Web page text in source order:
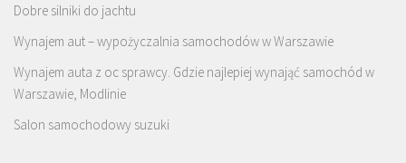
Dobre silniki do jachtu
Wynajem aut – wypożyczalnia samochodów w Warszawie
Wynajem auta z oc sprawcy. Gdzie najlepiej wynająć samochód w
Warszawie, Modlinie
Salon samochodowy suzuki